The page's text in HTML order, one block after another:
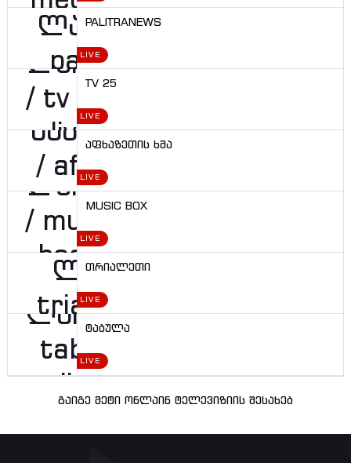
PALITRANEWS
LIVE
TV 25
LIVE
აფხაზეთის ხმა
LIVE
MUSIC BOX
LIVE
თრიალეთი
LIVE
ტაბულა
LIVE
გაიგე მეტი ონლაინ ტელევიზიის შესახებ